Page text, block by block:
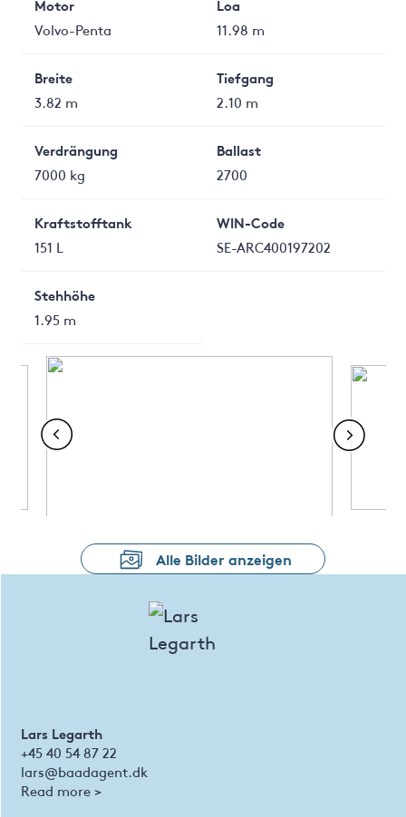
Motor
Volvo-Penta
Loa
11.98 m
Breite
3.82 m
Tiefgang
2.10 m
Verdrängung
7000 kg
Ballast
2700
Kraftstofftank
151 L
WIN-Code
SE-ARC400197202
Stehhöhe
1.95 m
Alle Bilder anzeigen
Lars Legarth
+45 40 54 87 22
lars@baadagent.dk
Read more >